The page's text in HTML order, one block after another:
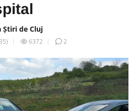
Știri de Cluj
) 6372 2